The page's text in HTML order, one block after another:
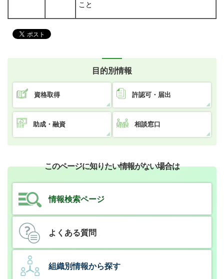
こと
目的別情報
資格取得 許認可・届出
助成・融資 相談窓口
このページに知りたい情報がない場合は
情報検索ページ
よくある質問
組織別情報から探す